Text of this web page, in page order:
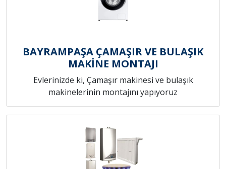
BAYRAMPAŞA ÇAMAŞIR VE BULAŞIK
MAKİNE MONTAJI
Evlerinizde ki, Çamaşır makinesi ve bulaşık
makinelerinin montajını yapıyoruz